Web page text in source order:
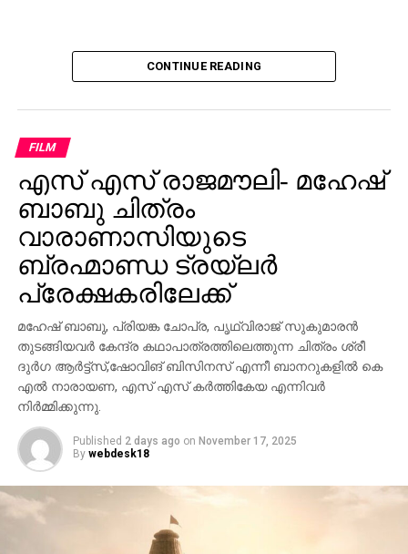
CONTINUE READING
FILM
എസ് എസ് രാജമൗലി- മഹേഷ്
ബാബു ചിത്രം
വാരാണാസിയുടെ
ബ്രഹ്മാണ്ഡ ട്രയ്ലർ
പ്രേക്ഷകരിലേക്ക്
മഹേഷ് ബാബു, പ്രിയങ്ക ചോപ്ര, പൃഥ്വിരാജ് സുകുമാരൻ
തുടങ്ങിയവർ കേന്ദ്ര കഥാപാത്രത്തിലെത്തുന്ന ചിത്രം ശ്രീ
ദുർഗ ആർട്ട്സ്,ഷോവിങ് ബിസിനസ് എന്നീ ബാനറുകളിൽ കെ
എൽ നാരായണ, എസ് എസ് കർത്തികേയ എന്നിവർ
നിർമ്മിക്കുന്നു.
Published 2 days ago on November 17, 2025
By webdesk18